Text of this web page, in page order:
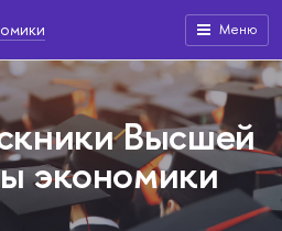
Меню
Высшей
экономики